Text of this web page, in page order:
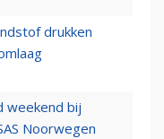
drukken
weekend bij
Noorwegen